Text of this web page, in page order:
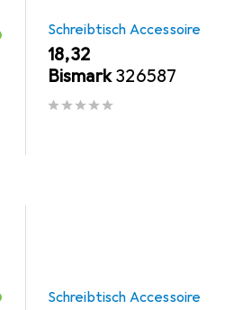
Schreibtisch Accessoire
EUR
18,32
Bismark326587
Schreibtisch Accessoire